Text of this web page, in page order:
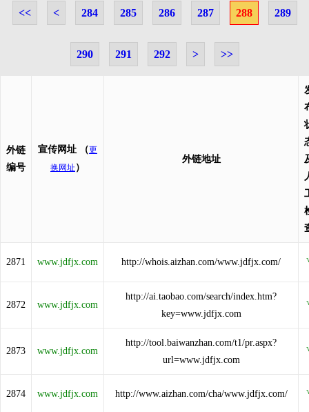
<< < 284 285 286 287 288 289
290 291 292 > >>
外链
编号
宣传网址 （更
换网址 ）
外链地址
2871 www.jdfjx.com http://whois.aizhan.com/www.jdfjx.com/
2872 www.jdfjx.com
http://ai.taobao.com/search/index.htm?
key=www.jdfjx.com
2873 www.jdfjx.com
http://tool.baiwanzhan.com/t1/pr.aspx?
url=www.jdfjx.com
2874 www.jdfjx.com http://www.aizhan.com/cha/www.jdfjx.com/